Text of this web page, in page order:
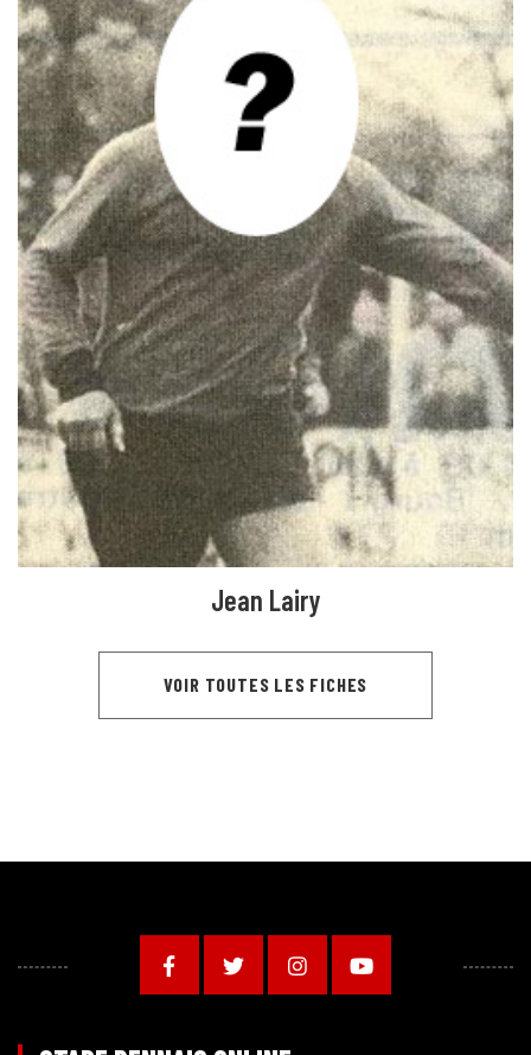
Jean Lairy
VOIR TOUTES LES FICHES